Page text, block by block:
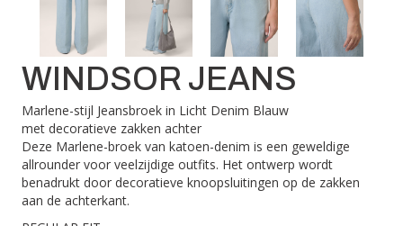
WINDSOR JEANS
Marlene-stijl Jeansbroek in Licht Denim Blauw
met decoratieve zakken achter
Deze Marlene-broek van katoen-denim is een geweldige
allrounder voor veelzijdige outfits. Het ontwerp wordt
benadrukt door decoratieve knoopsluitingen op de zakken
aan de achterkant.